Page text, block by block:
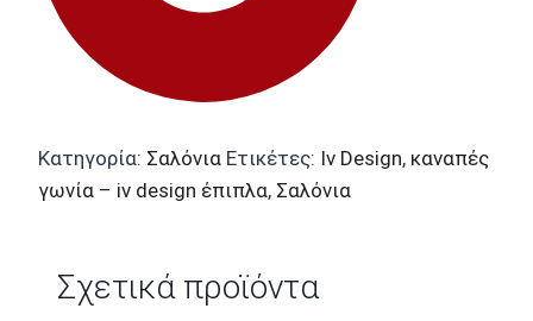
Κατηγορία: Σαλόνια Ετικέτες: Iv Design, καναπές
γωνία – iv design έπιπλα, Σαλόνια
Σχετικά προϊόντα